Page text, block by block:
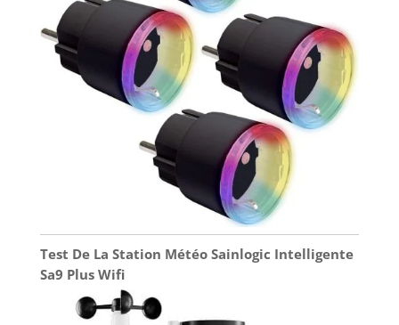
légèrement pour éviter le froid nocturne ; en
chauffage, elle baisse doucement contre la chaleur
sèche. L’unité passe en mode silencieux avec
ventilateur lent et minuterie 12h intégrée, limitant
la consommation énergétique sans nuisance
sonore ni écarts thermiques brusques. ❄️
MINUTERIE PROGRAMMABLE 1 À 24H, GESTION
ÉNERGÉTIQUE INTELLIGENTE : La minuterie
réglable de 1 à 24h adapte l’arrêt automatique à
votre quotidien : siestes, nuits, courtes
ventilations. Vous évitez les consommations
inutiles hors présence et réduisez votre facture
énergétique. Si vous activez à la fois la minuterie
et le mode veille, l’appareil s’arrête au délai le plus
court. Double protection contre le gaspillage,
paramétrage simplifié adapté aux usages
domestiques et professionnels, alliant confort et
économies d’énergie.
Test De La Station Météo Sainlogic Intelligente
Sa9 Plus Wifi